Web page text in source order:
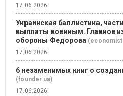
17.06.2026
Украинская баллистика,
выплаты военным. Главное
обороны Федорова
17.06.2026
6 незаменимых книг о
(founder.ua)
17.06.2026